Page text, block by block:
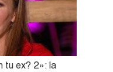
tu ex? 2»: la